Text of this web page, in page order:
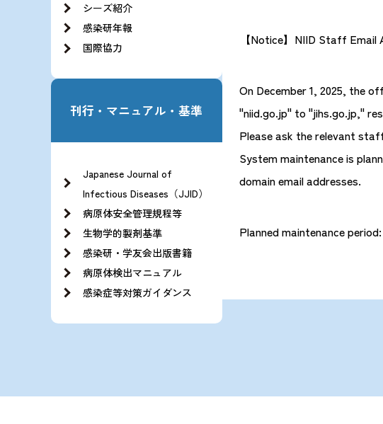
シーズ紹介
感染研年報
国際協力
刊行・マニュアル・基準
Japanese Journal of
Infectious Diseases（JJID）
病原体安全管理規程等
生物学的製剤基準
感染研・学友会出版書籍
病原体検出マニュアル
感染症等対策ガイダンス
【Notice】NIID Staff Email
On December 1, 2025, the
"niid.go.jp" to "jihs.go.jp,"
Please ask the relevant
System maintenance is
domain email addresses.
Planned maintenance